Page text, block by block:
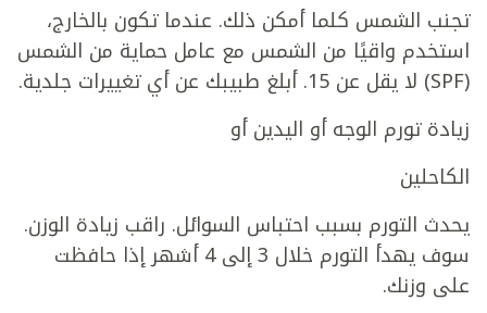
تجنب الشمس كلما أمكن ذلك. عندما تكون بالخارج،
استخدم واقيًا من الشمس مع عامل حماية من الشمس
(SPF) لا يقل عن 15. أبلغ طبيبك عن أي تغييرات جلدية.
زيادة تورم الوجه أو اليدين أو
الكاحلين
يحدث التورم بسبب احتباس السوائل. راقب زيادة الوزن.
سوف يهدأ التورم خلال 3 إلى 4 أشهر إذا حافظت
على وزنك.